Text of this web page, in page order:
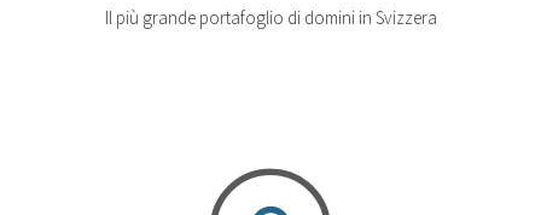
Il più grande portafoglio di domini in Svizzera